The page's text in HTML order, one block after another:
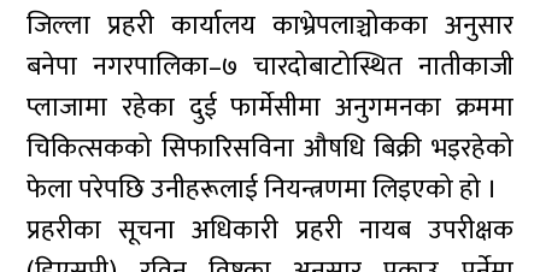
जिल्ला प्रहरी कार्यालय काभ्रेपलाञ्चोकका अनुसार
बनेपा नगरपालिका–७ चारदोबाटोस्थित नातीकाजी
प्लाजामा रहेका दुई फार्मेसीमा अनुगमनका क्रममा
चिकित्सकको सिफारिसविना औषधि बिक्री भइरहेको
फेला परेपछि उनीहरूलाई नियन्त्रणमा लिइएको हो ।
प्रहरीका सूचना अधिकारी प्रहरी नायब उपरीक्षक